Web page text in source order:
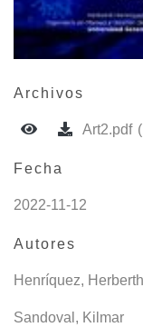
Archivos
Art2.pdf
Fecha
2022-11-12
Autores
Henríquez, Herberth
Sandoval, Kilmar